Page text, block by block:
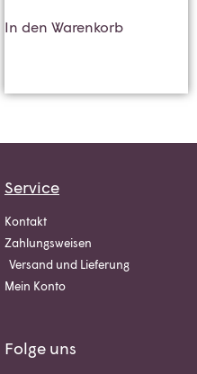
In den Warenkorb
Service
Kontakt
Zahlungsweisen
Versand und Lieferung
Mein Konto
Folge uns